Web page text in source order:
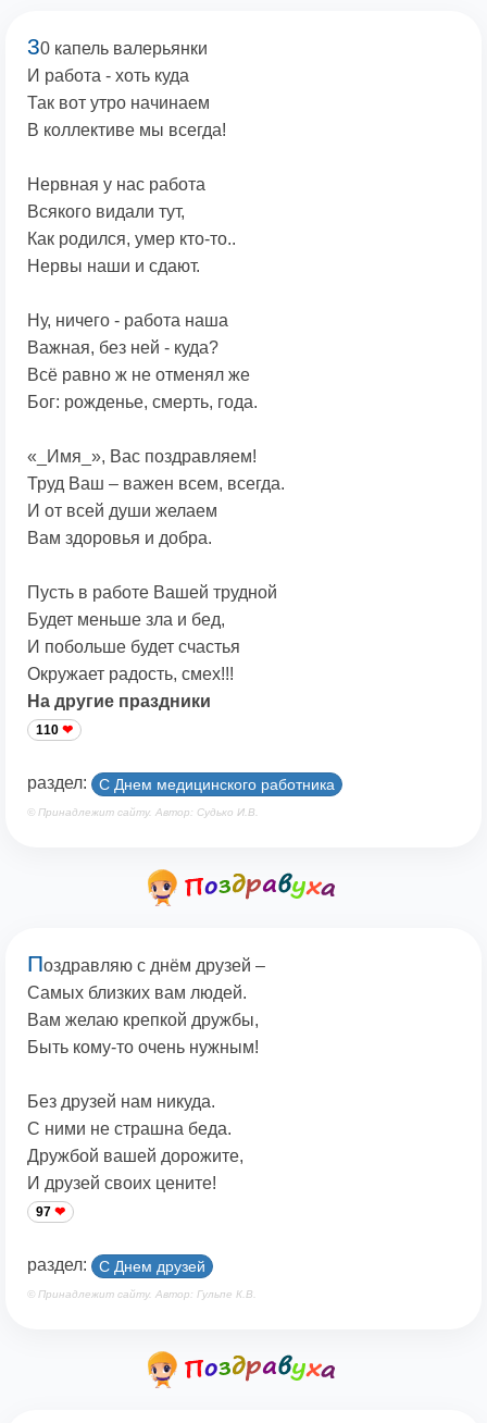
30 капель валерьянки
И работа - хоть куда
Так вот утро начинаем
В коллективе мы всегда!
Нервная у нас работа
Всякого видали тут,
Как родился, умер кто-то..
Нервы наши и сдают.
Ну, ничего - работа наша
Важная, без ней - куда?
Всё равно ж не отменял же
Бог: рожденье, смерть, года.
«_Имя_», Вас поздравляем!
Труд Ваш – важен всем, всегда.
И от всей души желаем
Вам здоровья и добра.
Пусть в работе Вашей трудной
Будет меньше зла и бед,
И побольше будет счастья
Окружает радость, смех!!!
На другие праздники
110
раздел: С Днем медицинского работника
© Принадлежит сайту. Автор: Судько И.В.
Поздравляю с днём друзей –
Самых близких вам людей.
Вам желаю крепкой дружбы,
Быть кому-то очень нужным!
Без друзей нам никуда.
С ними не страшна беда.
Дружбой вашей дорожите,
И друзей своих цените!
97
раздел: С Днем друзей
© Принадлежит сайту. Автор: Гульпе К.В.